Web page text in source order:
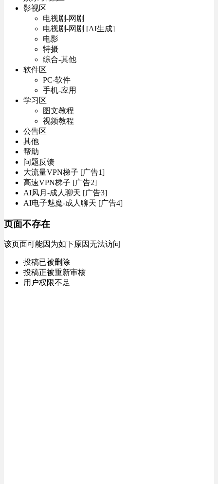
影视区
电视剧-网剧
电视剧-网剧 [AI生成]
电影
特摄
综合-其他
软件区
PC-软件
手机-应用
学习区
图文教程
视频教程
公告区
其他
帮助
问题反馈
大流量VPN梯子 [广告1]
高速VPN梯子 [广告2]
AI风月-成人聊天 [广告3]
AI电子魅魔-成人聊天 [广告4]
页面不存在
该页面可能因为如下原因无法访问
投稿已被删除
投稿正被重新审核
用户权限不足